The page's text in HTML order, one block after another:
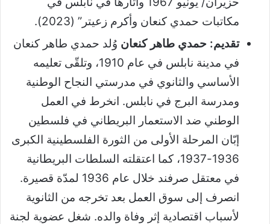
مكاتبات حمدي كنعان وأكرم زعيتر” (2023).
تقديم: حمدي طاهر كنعان وُلد حمدي طاهر كنعان
في مدينة نابلس في عام 1910، وتلقّى تعليمه
الأساسي والثانوي في مدرستي النجاح الوطنية
ومدرسة البرج في نابلس. انخرط في العمل
الوطني ضد الاستعمار البريطاني في فلسطين
إبّان المرحلة الأولى من الثورة الفلسطينية الكبرى
1936-1937، كما اعتقلته السلطات البريطانية
في معتقل صرفند خلال عام 1936 لمدّة قصيرة.
انصرف إلى سوق العمل بعد تخرجه من الثانوية
لأسباب اقتصادية إثر وفاة والده. شغل عضوية لجنة